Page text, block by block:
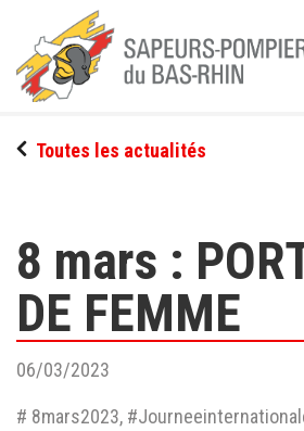
Vous
Toutes les actualités
8 mars :
DE FEMME
06/03/2023
# 8mars2023,